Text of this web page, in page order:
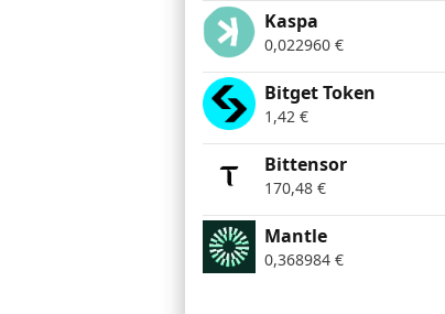
Kaspa
0,022960 €
Bitget Token
1,42 €
Bittensor
170,48 €
Mantle
0,368984 €